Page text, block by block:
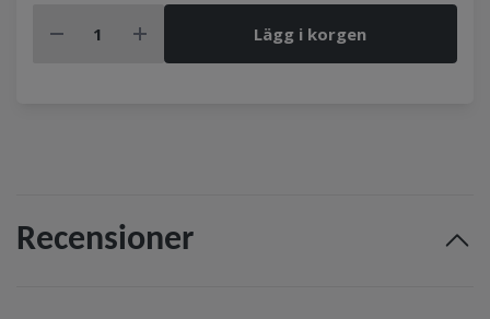
Lägg i korgen
Recensioner